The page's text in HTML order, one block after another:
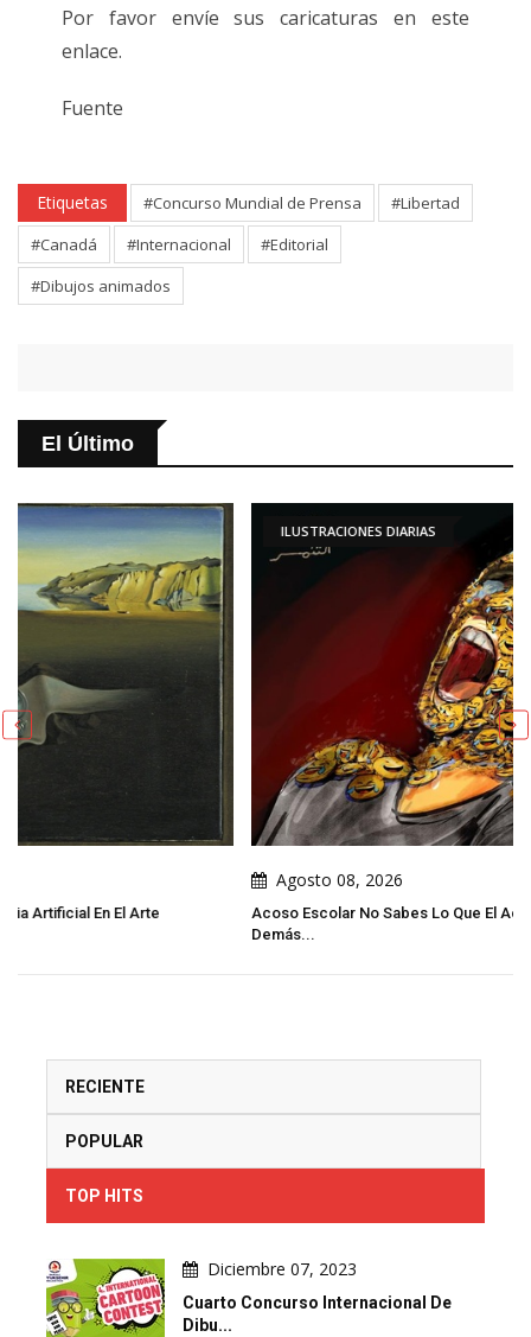
Por favor envíe sus caricaturas en este
enlace.
Fuente
Etiquetas #Concurso Mundial de Prensa
#Libertad
#Canadá
#Internacional
#Editorial
#Dibujos animados
El Último
ILUSTRACIONES DIARIAS
Acoso Escolar No Sabes Lo Que El Acoso Escolar Cambia En Los
RECIENTE
POPULAR
TOP HITS
Diciembre 07, 2023
Cuarto Concurso Internacional De
Dibu...